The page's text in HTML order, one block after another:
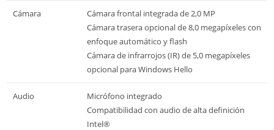
Cámara
Cámara frontal integrada de 2,0 MP
Cámara trasera opcional de 8,0 megapíxeles con
enfoque automático y flash
Cámara de infrarrojos (IR) de 5,0 megapíxeles
opcional para Windows Hello
Audio
Micrófono integrado
Compatibilidad con audio de alta definición
Intel®